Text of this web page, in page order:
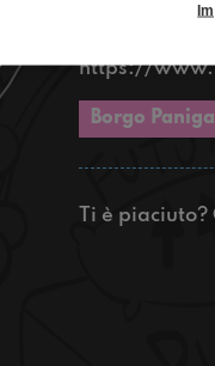
https://
Borgo
Ti è